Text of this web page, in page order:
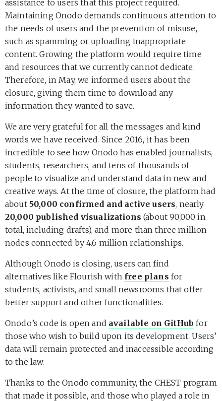
assistance to users that this project required.
Maintaining Onodo demands continuous attention to
the needs of users and the prevention of misuse,
such as spamming or uploading inappropriate
content. Growing the platform would require time
and resources that we currently cannot dedicate.
Therefore, in May, we informed users about the
closure, giving them time to download any
information they wanted to save.
We are very grateful for all the messages and kind
words we have received. Since 2016, it has been
incredible to see how Onodo has enabled journalists,
students, researchers, and tens of thousands of
people to visualize and understand data in new and
creative ways. At the time of closure, the platform had
about 50,000 confirmed and active users, nearly
20,000 published visualizations (about 90,000 in
total, including drafts), and more than three million
nodes connected by 4.6 million relationships.
Although Onodo is closing, users can find
alternatives like Flourish with free plans for
students, activists, and small newsrooms that offer
better support and other functionalities.
Onodo’s code is open and available on GitHub for
those who wish to build upon its development. Users’
data will remain protected and inaccessible according
to the law.
Thanks to the Onodo community, the CHEST program
that made it possible, and those who played a role in